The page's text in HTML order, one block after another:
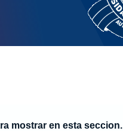
mostrar en esta seccion.